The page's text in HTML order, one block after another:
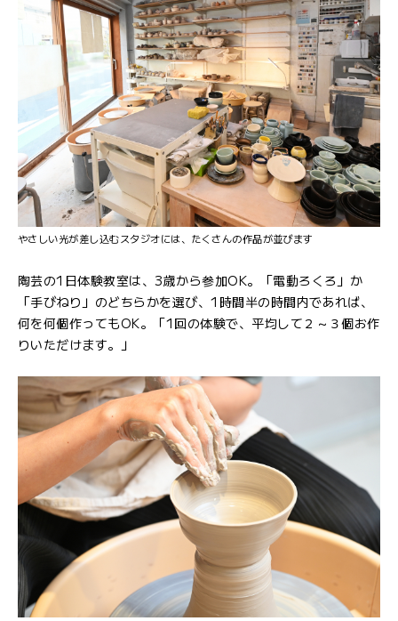
やさしい光が差し込むスタジオには、たくさんの作品が並びます
陶芸の1日体験教室は、3歳から参加OK。「電動ろくろ」か
「手びねり」のどちらかを選び、1時間半の時間内であれば、
何を何個作ってもOK。「1回の体験で、平均して２～３個お作
りいただけます。」